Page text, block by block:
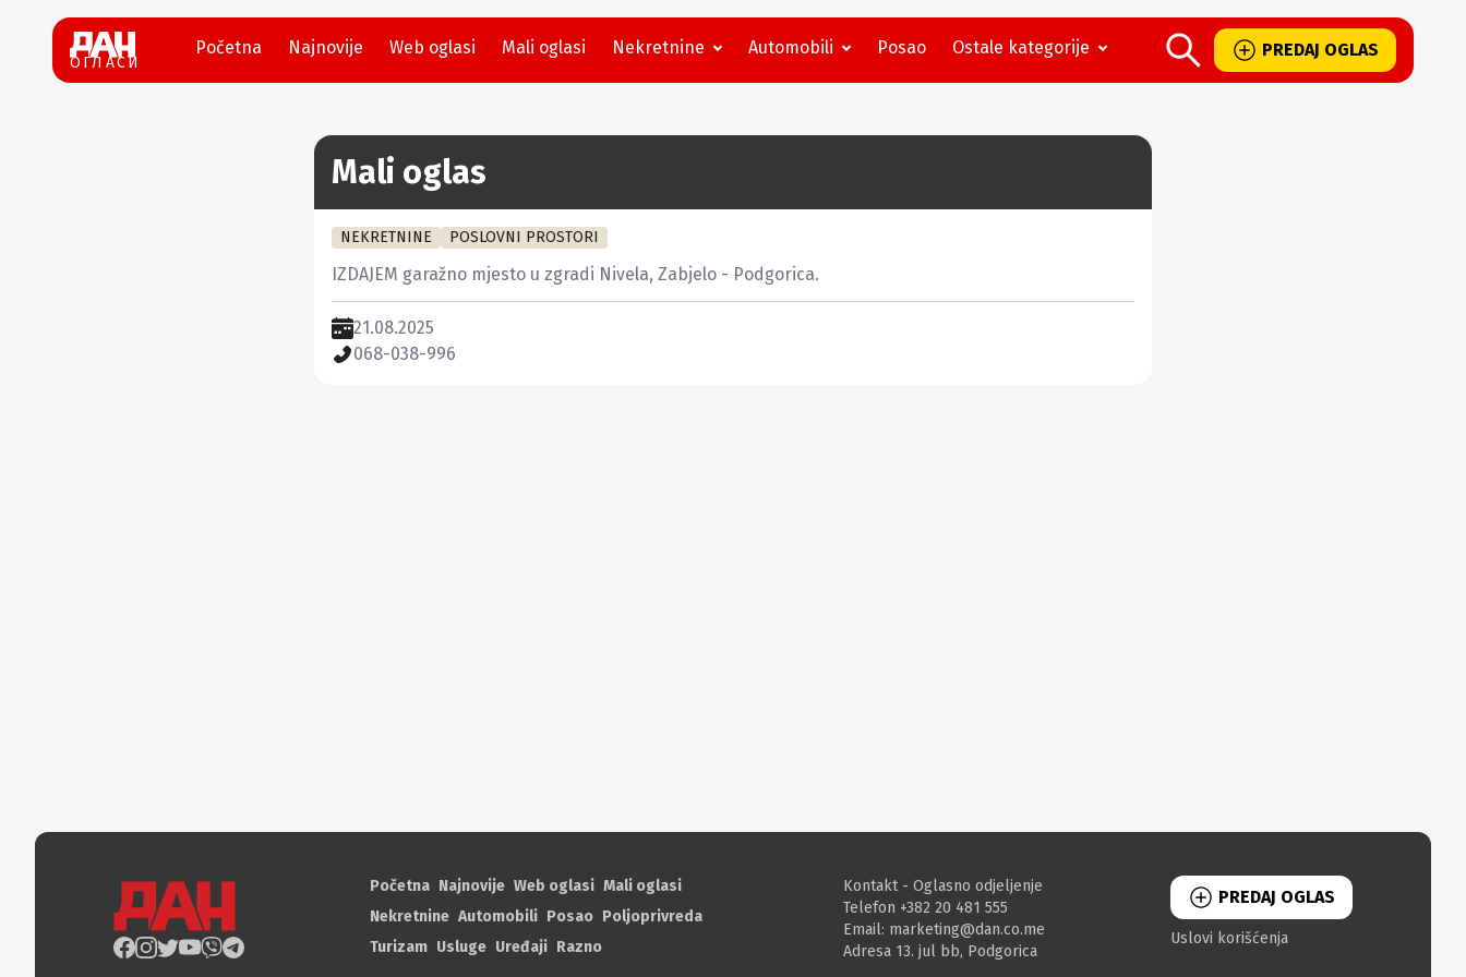
ОГЛАСИ
Početna Najnovije Web oglasi Mali oglasi Nekretnine Automobili Posao Ostale kategorije PREDAJ OGLAS
Mali oglas
NEKRETNINE POSLOVNI PROSTORI
IZDAJEM garažno mjesto u zgradi Nivela, Zabjelo - Podgorica.
21.08.2025
068-038-996
Početna Najnovije Web oglasi Mali oglasi
Nekretnine Automobili Posao Poljoprivreda
Turizam Usluge Uređaji Razno
Kontakt - Oglasno odjeljenje
Telefon +382 20 481 555
Email: marketing@dan.co.me
Adresa 13. jul bb, Podgorica
PREDAJ OGLAS
Uslovi korišćenja